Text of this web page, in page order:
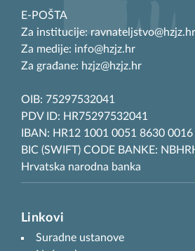
E-POŠTA
Za institucije: ravnateljstvo@hzjz.hr
Za medije: info@hzjz.hr
Za građane: hzjz@hzjz.hr
OIB: 75297532041
PDV ID: HR75297532041
IBAN: HR12 1001 0051 8630 0016
BIC (SWIFT) CODE BANKE:
Hrvatska narodna banka
Linkovi
Suradne ustanove